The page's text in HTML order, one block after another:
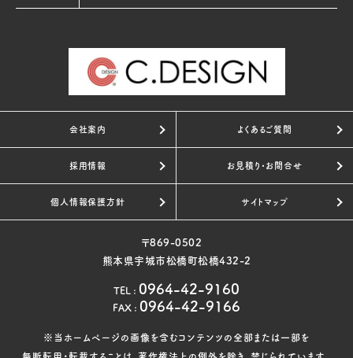
会社案内 よくあるご質問
採用情報 お見積り・お問合せ
個人情報保護方針 サイトマップ
〒869-0502
熊本県宇城市松橋町松橋432-2
TEL : 0964-42-9160
FAX : 0964-42-9166
※当ホームページの画像を含むコンテンツの全部または一部を